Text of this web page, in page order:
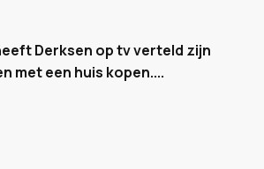
Derksen op tv verteld zijn
met een huis kopen....